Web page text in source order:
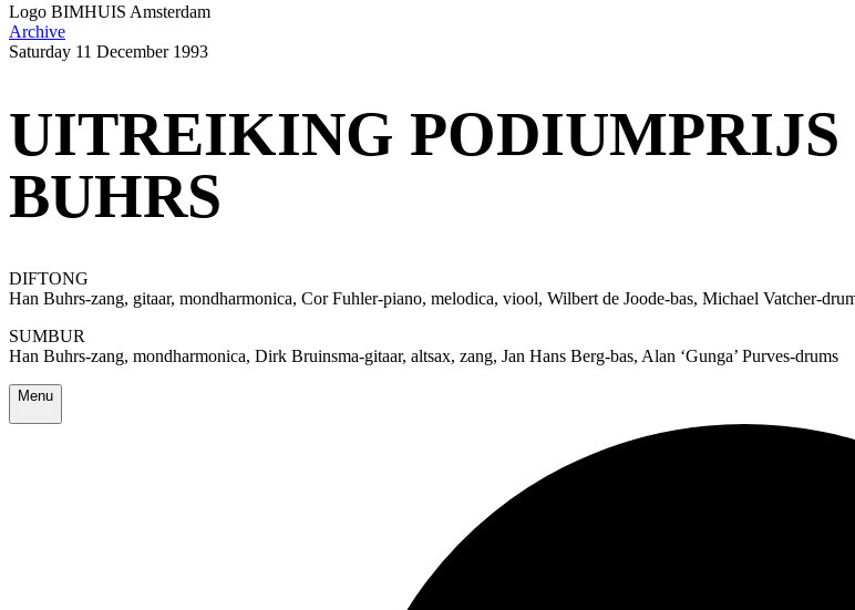
Logo BIMHUIS Amsterdam
Archive
Saturday 11 December 1993
UITREIKING PODIUMPRIJS
BUHRS
DIFTONG
Han Buhrs-zang, gitaar, mondharmonica, Cor Fuhler-piano, melodica, viool, Wilbert de Joode-bas, Michael Vatcher-
SUMBUR
Han Buhrs-zang, mondharmonica, Dirk Bruinsma-gitaar, altsax, zang, Jan Hans Berg-bas, Alan ‘Gunga’ Purves-drums
Menu